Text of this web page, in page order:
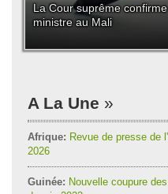
La Cour suprême
ministre au Mali
A La Une
Afrique: Revue de presse de
2026
Guinée: Nouvelle coupure